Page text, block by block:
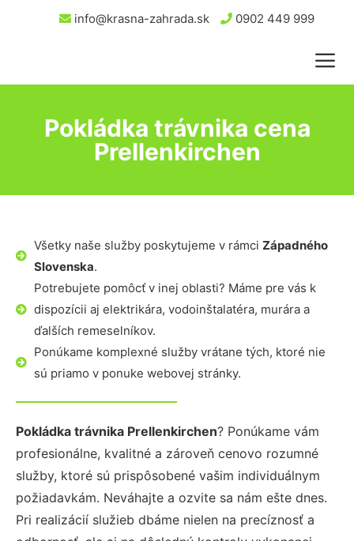
info@krasna-zahrada.sk 0902 449 999
Pokládka trávnika cena
Prellenkirchen
Všetky naše služby poskytujeme v rámci Západného
Slovenska.
Potrebujete pomôcť v inej oblasti? Máme pre vás k
dispozícii aj elektrikára, vodoinštalatéra, murára a
ďalších remeselníkov.
Ponúkame komplexné služby vrátane tých, ktoré nie
sú priamo v ponuke webovej stránky.
Pokládka trávnika Prellenkirchen? Ponúkame vám
profesionálne, kvalitné a zároveň cenovo rozumné
služby, ktoré sú prispôsobené vašim individuálnym
požiadavkám. Neváhajte a ozvite sa nám ešte dnes.
Pri realizácií služieb dbáme nielen na precíznosť a